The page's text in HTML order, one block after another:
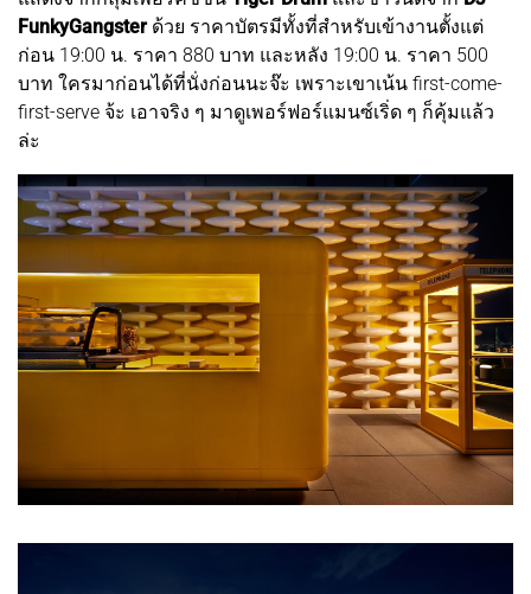
FunkyGangsterด้วย ราคาบัตรมีทั้งที่สำหรับเข้างานตั้งแต่
ก่อน 19:00 น. ราคา 880 บาท และหลัง 19:00 น. ราคา 500
บาท ใครมาก่อนได้ที่นั่งก่อนนะจ๊ะ เพราะเขาเน้น first-come-
first-serve จ้ะ เอาจริง ๆ มาดูเพอร์ฟอร์แมนซ์เริ่ด ๆ ก็คุ้มแล้ว
ล่ะ